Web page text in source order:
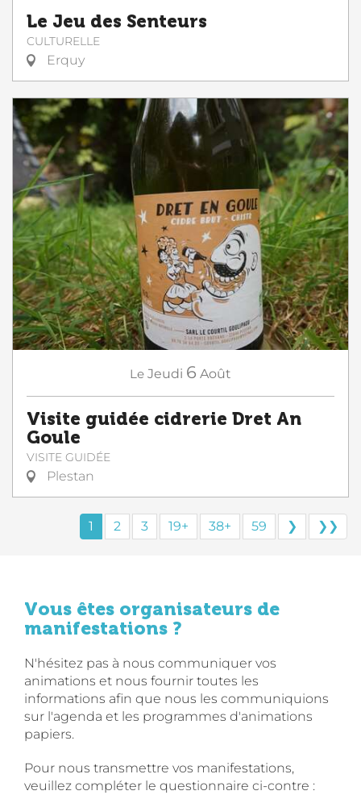
Le Jeu des Senteurs
CULTURELLE
Erquy
Le Jeudi 6 Août
Visite guidée cidrerie Dret An
Goule
VISITE GUIDÉE
Plestan
1 2 3 19+ 38+ 59 ❯ ❯❯
Vous êtes organisateurs de
manifestations ?
N'hésitez pas à nous communiquer vos
animations et nous fournir toutes les
informations afin que nous les communiquions
sur l'agenda et les programmes d'animations
papiers.
Pour nous transmettre vos manifestations,
veuillez compléter le questionnaire ci-contre :